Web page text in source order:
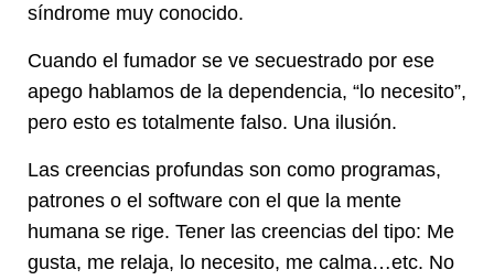
síndrome muy conocido.
Cuando el fumador se ve secuestrado por ese
apego hablamos de la dependencia, “lo necesito”,
pero esto es totalmente falso. Una ilusión.
Las creencias profundas son como programas,
patrones o el software con el que la mente
humana se rige. Tener las creencias del tipo: Me
gusta, me relaja, lo necesito, me calma…etc. No